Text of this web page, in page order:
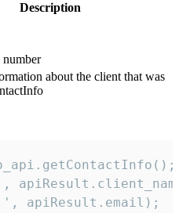
Description
number
about the client that was
', apiResult.email);